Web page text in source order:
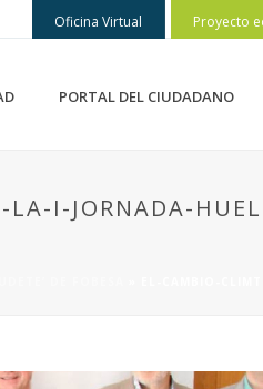
Oficina Virtual Proyecto
PORTAL DEL CIUDADANO
I-JORNADA-